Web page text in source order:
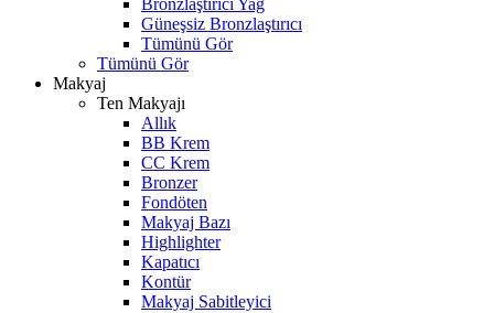
Bronzlaştırıcı Yağ
Güneşsiz Bronzlaştırıcı
Tümünü Gör
Tümünü Gör
Makyaj
Ten Makyajı
Allık
BB Krem
CC Krem
Bronzer
Fondöten
Makyaj Bazı
Highlighter
Kapatıcı
Kontür
Makyaj Sabitleyici